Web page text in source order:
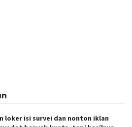
loker isi survei dan nonton iklan